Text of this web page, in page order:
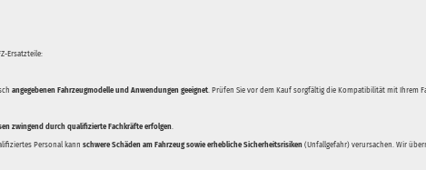
Ersatzteile:
angegebenen Fahrzeugmodelle und Anwendungen geeignet. Prüfen Sie vor dem Kauf sorgfältig die Kompatibilität mit Ihrem
zwingend durch qualifizierte Fachkräfte erfolgen.
Personal kann schwere Schäden am Fahrzeug sowie erhebliche Sicherheitsrisiken (Unfallgefahr) verursachen. Wir